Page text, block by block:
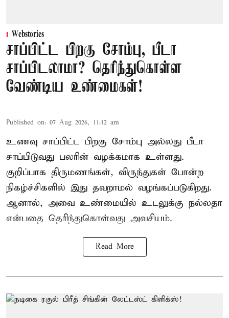
Webstories
சாப்பிட்ட பிறகு சோம்பு, பீடா
சாப்பிடலாமா? தெரிந்துகொள்ள
வேண்டிய உண்மைகள்!
Published on: 07 Aug 2026, 11:12 am
உணவு சாப்பிட்ட பிறகு சோம்பு அல்லது பீடா
சாப்பிடுவது பலரின் வழக்கமாக உள்ளது.
குறிப்பாக திருமணங்கள், விருந்துகள் போன்ற
நிகழ்ச்சிகளில் இது தவறாமல் வழங்கப்படுகிறது.
ஆனால், அவை உண்மையில் உடலுக்கு நல்லதா
என்பதை தெரிந்துகொள்வது அவசியம்.
Read More